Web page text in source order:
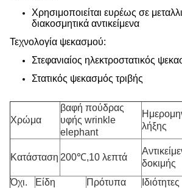
Χρησιμοποιείται ευρέως σε
διακοσμητικά αντικείμενα
Τεχνολογία ψεκασμού:
Στεφανιαίος ηλεκτροστατικός
Στατικός ψεκασμός τριβής
Χρώμα
βαφή πούδρας
υφής wrinkle
elephant
λήξης
Κατάσταση 200℃,10 λεπτά
δοκιμής
Όχι.
Είδη Πρότυπα Ιδιότητες